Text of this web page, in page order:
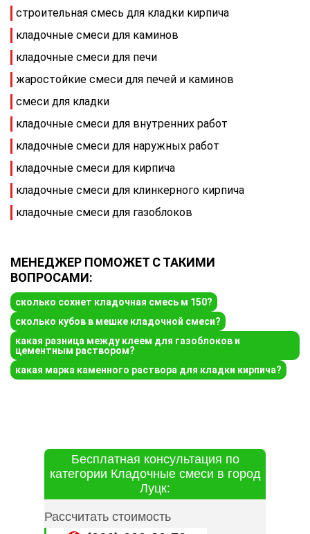
строительная смесь для кладки кирпича
кладочные смеси для каминов
кладочные смеси для печи
жаростойкие смеси для печей и каминов
смеси для кладки
кладочные смеси для внутренних работ
кладочные смеси для наружных работ
кладочные смеси для кирпича
кладочные смеси для клинкерного кирпича
кладочные смеси для газоблоков
МЕНЕДЖЕР ПОМОЖЕТ С ТАКИМИ
ВОПРОСАМИ:
сколько сохнет кладочная смесь м 150?
сколько кубов в мешке кладочной смеси?
какая разница между клеем для газоблоков и
цементным раствором?
какая марка каменного раствора для кладки кирпича?
Бесплатная консультация по
категории Кладочные смеси в город
Луцк:
Рассчитать стоимость